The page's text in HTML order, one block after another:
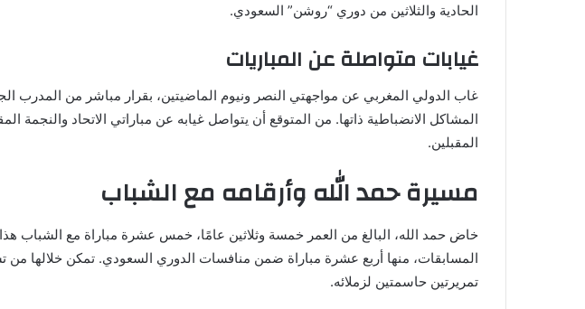
الحادية والثلاثين من دوري “روشن” السعودي.
غيابات متواصلة عن المباريات
غاب الدولي المغربي عن مواجهتي النصر ونيوم الماضيتين، بقرار مباشر من المدرب
المشاكل الانضباطية ذاتها. من المتوقع أن يتواصل غيابه عن مباراتي الاتحاد والنجمة
المقبلين.
مسيرة حمد الله وأرقامه مع الشباب
خاض حمد الله، البالغ من العمر خمسة وثلاثين عامًا، خمس عشرة مباراة مع الشباب
المسابقات، منها أربع عشرة مباراة ضمن منافسات الدوري السعودي. تمكن خلالها
تمريرتين حاسمتين لزملائه.